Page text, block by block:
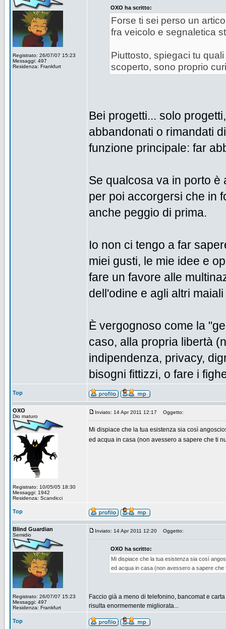
Registrato: 26/07/07 15:23
Messaggi: 497
Residenza: Frankfurt
OXO ha scritto:
Forse ti sei perso un
fra veicolo e segnaletica
Piuttosto, spiegaci tu
scoperto, sono proprio
Bei progetti... solo
abbandonati o rimandati
funzione principale: far
Se qualcosa va in porto è
per poi accorgersi che in
anche peggio di prima.
Io non ci tengo a far
miei gusti, le mie idee e
fare un favore alle
dell'odine e agli altri
È vergognoso come la
caso, alla propria libertà
indipendenza, privacy,
bisogni fittizzi, o fare i
Top
OXO
Dio maturo
Registrato: 10/05/05 18:30
Messaggi: 1942
Residenza: Scandicci
Inviato: 14 Apr 2011 12:17 Oggetto:
Mi dispiace che la tua esistenza sia così
ed acqua in casa (non avessero a sapere che ti
Top
Blind Guardian
Semidio
Registrato: 26/07/07 15:23
Messaggi: 497
Residenza: Frankfurt
Inviato: 14 Apr 2011 12:20 Oggetto:
OXO ha scritto:
Mi dispiace che la tua esistenza sia così
ed acqua in casa (non avessero a sapere che
Faccio già a meno di telefonino, bancomat e
risulta enormemente migliorata...
Top